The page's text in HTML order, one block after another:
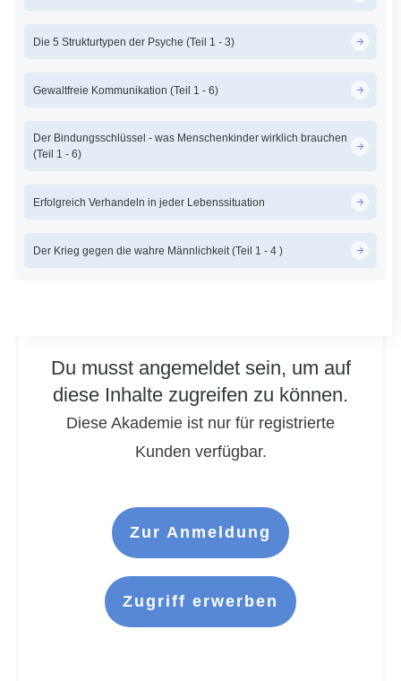
Du musst angemeldet sein, um auf
diese Inhalte zugreifen zu können.
Diese Akademie ist nur für registrierte
Kunden verfügbar.
Zur Anmeldung
Zugriff erwerben
Die 5 Strukturtypen der Psyche (Teil 1 - 3)
Gewaltfreie Kommunikation (Teil 1 - 6)
Der Bindungsschlüssel - was Menschenkinder wirklich brauchen
(Teil 1 - 6)
Erfolgreich Verhandeln in jeder Lebenssituation
Der Krieg gegen die wahre Männlichkeit (Teil 1 - 4 )